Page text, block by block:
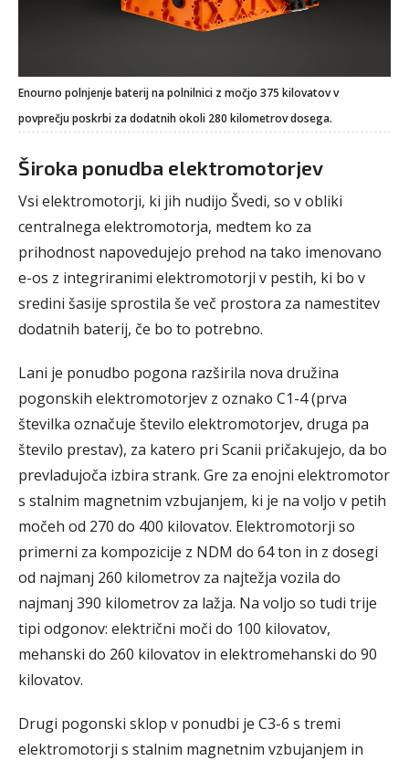
Enourno polnjenje baterij na polnilnici z močjo 375 kilovatov v
povprečju poskrbi za dodatnih okoli 280 kilometrov dosega.
Široka ponudba elektromotorjev
Vsi elektromotorji, ki jih nudijo Švedi, so v obliki
centralnega elektromotorja, medtem ko za
prihodnost napovedujejo prehod na tako imenovano
e-os z integriranimi elektromotorji v pestih, ki bo v
sredini šasije sprostila še več prostora za namestitev
dodatnih baterij, če bo to potrebno.
Lani je ponudbo pogona razširila nova družina
pogonskih elektromotorjev z oznako C1-4 (prva
številka označuje število elektromotorjev, druga pa
število prestav), za katero pri Scanii pričakujejo, da bo
prevladujoča izbira strank. Gre za enojni elektromotor
s stalnim magnetnim vzbujanjem, ki je na voljo v petih
močeh od 270 do 400 kilovatov. Elektromotorji so
primerni za kompozicije z NDM do 64 ton in z dosegi
od najmanj 260 kilometrov za najtežja vozila do
najmanj 390 kilometrov za lažja. Na voljo so tudi trije
tipi odgonov: električni moči do 100 kilovatov,
mehanski do 260 kilovatov in elektromehanski do 90
kilovatov.
Drugi pogonski sklop v ponudbi je C3-6 s tremi
elektromotorji s stalnim magnetnim vzbujanjem in